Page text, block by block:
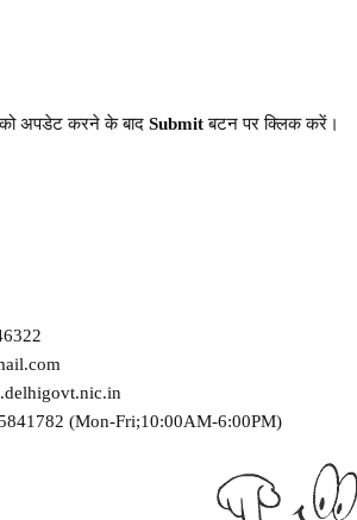
अपडेट करने के बाद Submitबटन पर क्लिक करें।
(Mon-Fri;10:00AM-6:00PM)